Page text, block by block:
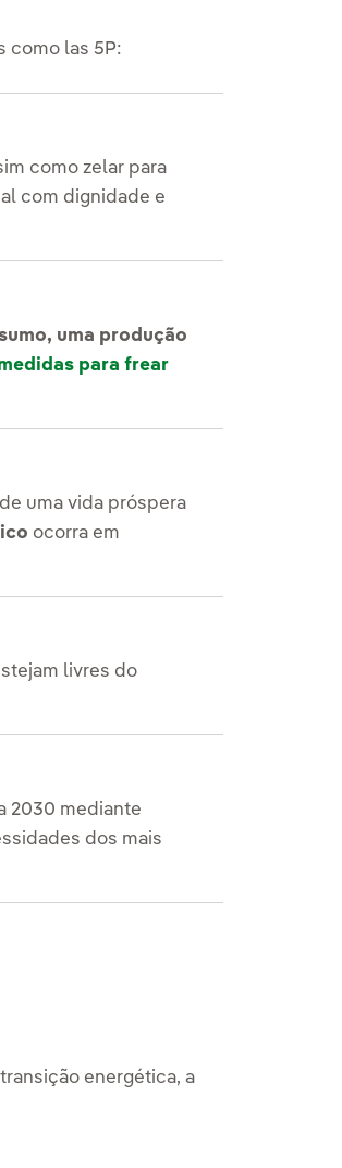
como las 5P:
como zelar para
com dignidade e
uma produção
para frear
uma vida próspera
ocorra em
livres do
2030 mediante
dos mais
energética, a